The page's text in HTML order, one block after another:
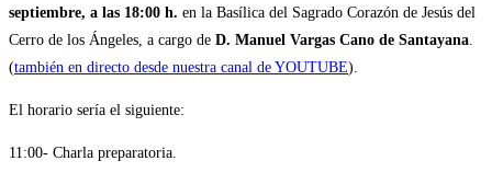
septiembre, a las 18:00 h. en la Basílica del Sagrado Corazón de Jesús del
Cerro de los Ángeles, a cargo de D. Manuel Vargas Cano de Santayana
(también en directo desde nuestra canal de YOUTUBE).
El horario sería el siguiente:
11:00- Charla preparatoria.